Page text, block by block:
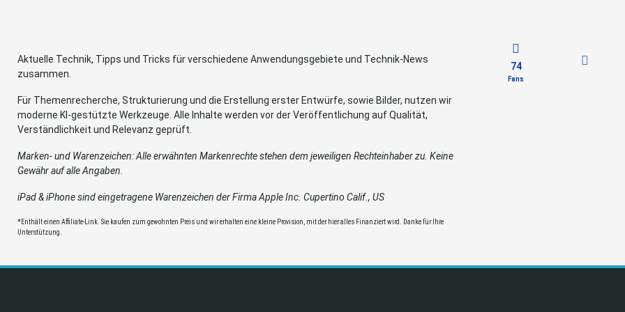
Aktuelle Technik, Tipps und Tricks für verschiedene Anwendungsgebiete und Technik-News
zusammen.
Für Themenrecherche, Strukturierung und die Erstellung erster Entwürfe, sowie Bilder, nutzen wir
moderne KI-gestützte Werkzeuge. Alle Inhalte werden vor der Veröffentlichung auf Qualität,
Verständlichkeit und Relevanz geprüft.
Marken- und Warenzeichen: Alle erwähnten Markenrechte stehen dem jeweiligen Rechteinhaber zu. Keine
Gewähr auf alle Angaben.
iPad & iPhone sind eingetragene Warenzeichen der Firma Apple Inc. Cupertino Calif., US
*Enthält einen Affiliate-Link. Sie kaufen zum gewohnten Preis und wir erhalten eine kleine Provision, mit der hier alles Finanziert wird. Danke für Ihre
Unterstützung.
74
Fans